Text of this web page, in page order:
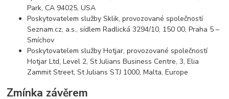
Park, CA 94025, USA
Poskytovatelem služby Sklik, provozované společností
Seznam.cz, a.s., sídlem Radlická 3294/10, 150 00, Praha 5 –
Smíchov
Poskytovatelem služby Hotjar, provozované společností
Hotjar Ltd, Level 2, St Julians Business Centre, 3, Elia
Zammit Street, St Julians STJ 1000, Malta, Europe
Zmínka závěrem